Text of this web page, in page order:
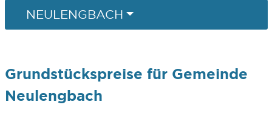
NEULENGBACH
Grundstückspreise für Gemeinde
Neulengbach